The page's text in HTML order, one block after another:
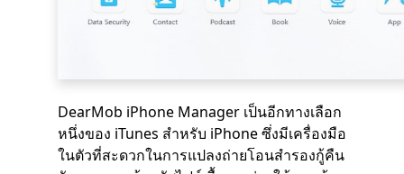
DearMob iPhone Manager เป็นอีกทางเลือก
หนึ่งของ iTunes สำหรับ iPhone ซึ่งมีเครื่องมือ
ในตัวที่สะดวกในการแปลงถ่ายโอนสำรองกู้คืน